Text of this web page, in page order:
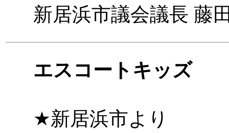
新居浜市議会議長 藤
エスコートキッズ
★新居浜市より